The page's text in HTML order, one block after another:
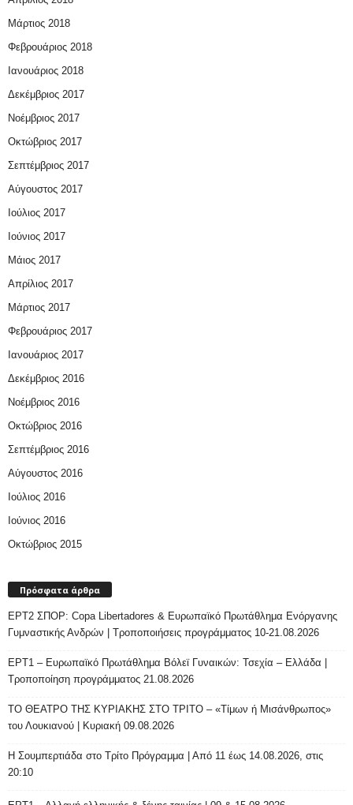
Μάρτιος 2018
Φεβρουάριος 2018
Ιανουάριος 2018
Δεκέμβριος 2017
Νοέμβριος 2017
Οκτώβριος 2017
Σεπτέμβριος 2017
Αύγουστος 2017
Ιούλιος 2017
Ιούνιος 2017
Μάιος 2017
Απρίλιος 2017
Μάρτιος 2017
Φεβρουάριος 2017
Ιανουάριος 2017
Δεκέμβριος 2016
Νοέμβριος 2016
Οκτώβριος 2016
Σεπτέμβριος 2016
Αύγουστος 2016
Ιούλιος 2016
Ιούνιος 2016
Οκτώβριος 2015
Πρόσφατα άρθρα
ΕΡΤ2 ΣΠΟΡ: Copa Libertadores & Ευρωπαϊκό Πρωτάθλημα Ενόργανης
Γυμναστικής Ανδρών | Τροποποιήσεις προγράμματος 10-21.08.2026
ΕΡΤ1 – Ευρωπαϊκό Πρωτάθλημα Βόλεϊ Γυναικών: Τσεχία – Ελλάδα |
Τροποποίηση προγράμματος 21.08.2026
ΤΟ ΘΕΑΤΡΟ ΤΗΣ ΚΥΡΙΑΚΗΣ ΣΤΟ ΤΡΙΤΟ – «Τίμων ή Μισάνθρωπος»
του Λουκιανού | Κυριακή 09.08.2026
H Σουμπερτιάδα στο Τρίτο Πρόγραμμα | Από 11 έως 14.08.2026, στις
20:10